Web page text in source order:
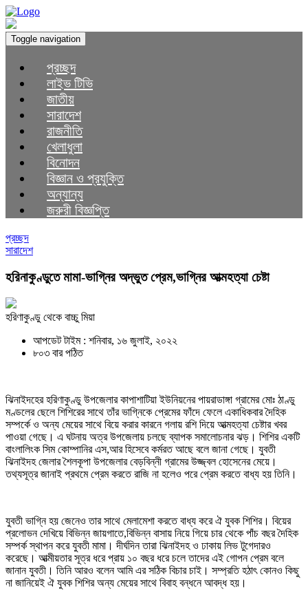
Toggle navigation
প্রচ্ছদ
লাইভ টিভি
জাতীয়
সারাদেশ
রাজনীতি
খেলাধুলা
বিনোদন
বিজ্ঞান ও প্রযুক্তি
অন্যান্য
জরুরী বিজ্ঞপ্তি
প্রচ্ছদ
সারাদেশ
হরিনাকুণ্ডুতে মামা-ভাগ্নির অদ্ভুত প্রেম,ভাগ্নির আত্মহত্যা চেষ্টা
হরিণাকুণ্ডু থেকে বাচ্চু মিয়া
আপডেট টাইম : শনিবার, ১৬ জুলাই, ২০২২
৮০৩ বার পঠিত
ঝিনাইদহের হরিণাকুণ্ডু উপজেলার কাপাশাটিয়া ইউনিয়নের পায়রাডাঙ্গা গ্রামের মোঃ ঠাণ্ডু
মণ্ডলের ছেলে শিশিরের সাথে তাঁর ভাগ্নিকে প্রেমের ফাঁদে ফেলে একাধিকবার দৈহিক
সম্পর্কে ও অন্য মেয়ের সাথে বিয়ে করার কারনে গলায় রশি দিয়ে আত্মহত্যা চেষ্টার খবর
পাওয়া গেছে। এ ঘটনায় অত্র উপজেলায় চলছে ব্যাপক সমালোচনার ঝড়। শিশির একটি
বাংলালিংক সিম কোম্পানির এস,আর হিসেবে কর্মরত আছে বলে জানা গেছে। যুবতী
ঝিনাইদহ জেলার শৈলকূপা উপজেলার বেড়বিন্নী গ্রামের উজ্জ্বল হোসেনের মেয়ে।
তথ্যসূত্র জানাই প্রথমে প্রেম করতে রাজি না হলেও পরে প্রেম করতে বাধ্য হয় তিনি।
যুবতী ভাগ্নি হয় জেনেও তার সাথে মেলামেশা করতে বাধ্য করে ঐ যুবক শিশির। বিয়ের
প্রলোভন দেখিয়ে বিভিন্ন জায়গাতে,বিভিন্ন বাসায় নিয়ে গিয়ে চার থেকে পাঁচ বছর দৈহিক
সম্পর্ক স্থাপন করে যুবতী মামা। দীর্ঘদিন তারা ঝিনাইদহ ও ঢাকায় লিভ টুগেদারও
করেছে। আত্মীয়তার সূত্র ধরে প্রায় ১০ বছর ধরে চলে তাদের এই গোপন প্রেম বলে
জানান যুবতী। তিনি আরও বলেন আমি এর সঠিক বিচার চাই। সম্প্রতি হঠাৎ কোনও কিছু
না জানিয়েই ঐ যুবক শিশির অন্য মেয়ের সাথে বিবাহ বন্ধনে আবদ্ধ হয়।